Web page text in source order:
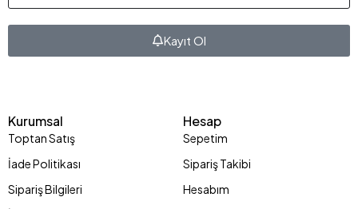
Kurumsal
Toptan Satış
İade Politikası
Sipariş Bilgileri
Hesap
Sepetim
Sipariş Takibi
Hesabım
Kayıt Ol